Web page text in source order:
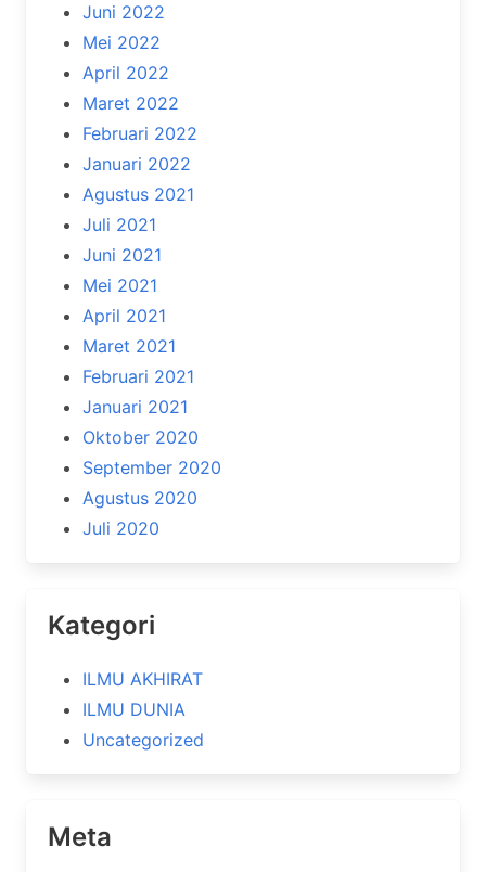
Juni 2022
Mei 2022
April 2022
Maret 2022
Februari 2022
Januari 2022
Agustus 2021
Juli 2021
Juni 2021
Mei 2021
April 2021
Maret 2021
Februari 2021
Januari 2021
Oktober 2020
September 2020
Agustus 2020
Juli 2020
Kategori
ILMU AKHIRAT
ILMU DUNIA
Uncategorized
Meta